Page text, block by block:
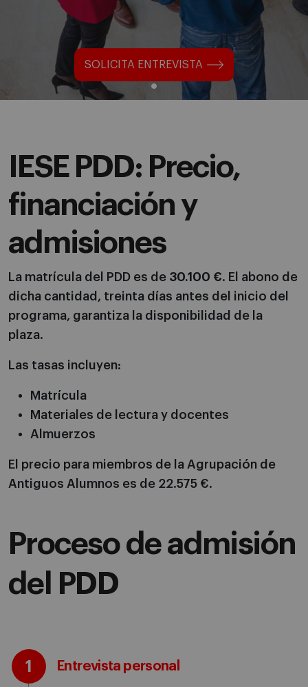
SOLICITA ENTREVISTA
IESE PDD: Precio,
financiación y
admisiones
La matrícula del PDD es de 30.100 €. El abono de
dicha cantidad, treinta días antes del inicio del
programa, garantiza la disponibilidad de la
plaza.
Las tasas incluyen:
Matrícula
Materiales de lectura y docentes
Almuerzos
El precio para miembros de la Agrupación de
Antiguos Alumnos es de 22.575 €.
Proceso de admisión
del PDD
1 Entrevista personal